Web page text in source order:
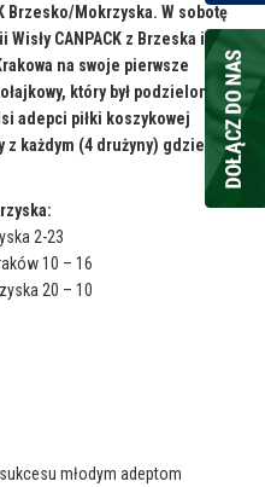
Brzesko/Mokrzyska. W sobotę
CANPACK z Brzeska i
na swoje pierwsze
który był podzielony na
adepci piłki koszykowej
z każdym (4 drużyny) gdzie
2-23
10 – 16
20 – 10
młodym adeptom